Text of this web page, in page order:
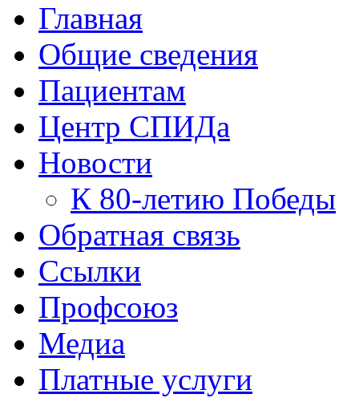
Главная
Общие сведения
Пациентам
Центр СПИДа
Новости
К 80-летию Победы
Обратная связь
Ссылки
Профсоюз
Медиа
Платные услуги